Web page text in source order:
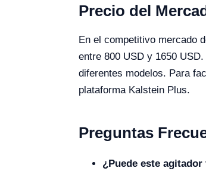
Precio del
En el competitivo mercado
entre 800 USD y 1650
diferentes modelos. Para
plataforma Kalstein Plus.
Preguntas
¿Puede este